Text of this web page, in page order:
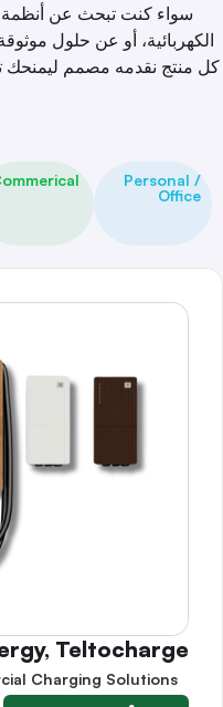
سواء كنت تبحث عن أنظمة
أو عن حلول
منتج نقدمه مصمم ليمنحك
Personal /
Office
Commerical
Teltocharge
Charging Solutions